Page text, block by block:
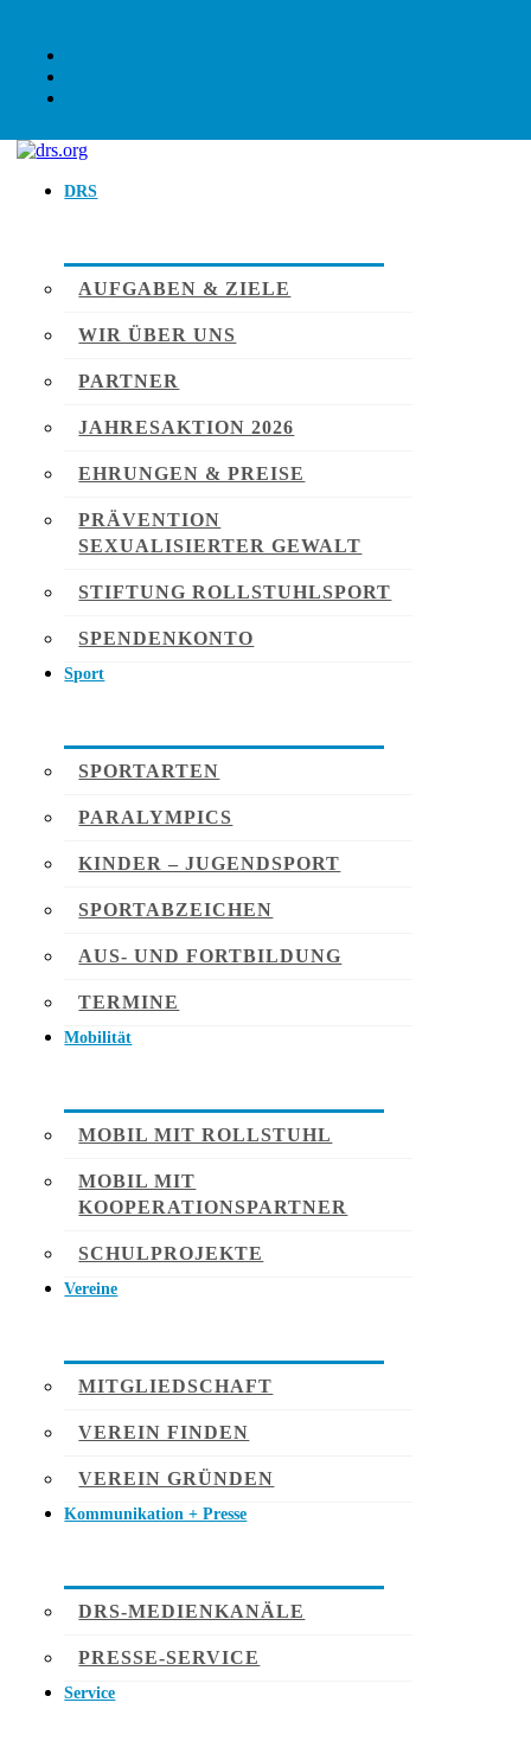
DRS
AUFGABEN & ZIELE
WIR ÜBER UNS
PARTNER
JAHRESAKTION 2026
EHRUNGEN & PREISE
PRÄVENTION
SEXUALISIERTER GEWALT
STIFTUNG ROLLSTUHLSPORT
SPENDENKONTO
Sport
SPORTARTEN
PARALYMPICS
KINDER – JUGENDSPORT
SPORTABZEICHEN
AUS- UND FORTBILDUNG
TERMINE
Mobilität
MOBIL MIT ROLLSTUHL
MOBIL MIT
KOOPERATIONSPARTNER
SCHULPROJEKTE
Vereine
MITGLIEDSCHAFT
VEREIN FINDEN
VEREIN GRÜNDEN
Kommunikation + Presse
DRS-MEDIENKANÄLE
PRESSE-SERVICE
Service